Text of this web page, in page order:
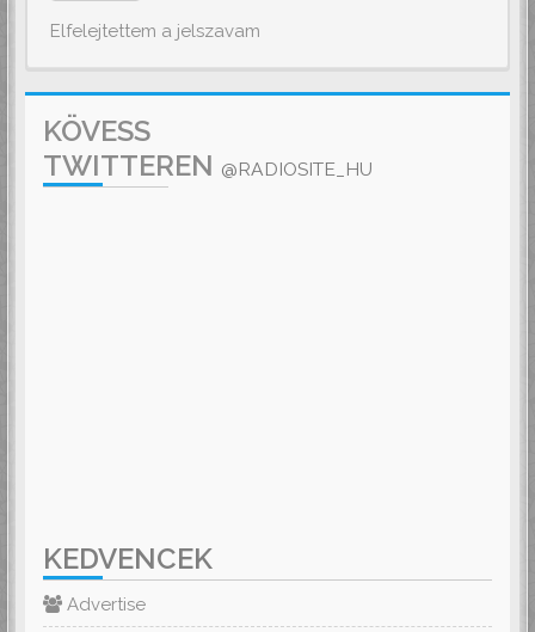
Elfelejtettem a jelszavam
KÖVESS
TWITTEREN @RADIOSITE_HU
KEDVENCEK
Advertise